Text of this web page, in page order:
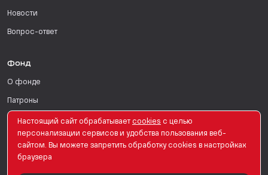
Новости
Вопрос-ответ
Фонд
О фонде
Патроны
Поддержать
Для СМИ
Настоящий сайт обрабатывает сookies с целью
персонализации сервисов и удобства пользования веб-
сайтом. Вы можете запретить обработку сookies в настройках
браузера